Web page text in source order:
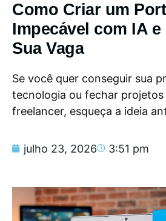
Como Criar um
Impecável com IA
Sua Vaga
Se você quer conseguir sua
tecnologia ou fechar
freelancer, esqueça a ideia
julho 23, 2026 3:51 pm